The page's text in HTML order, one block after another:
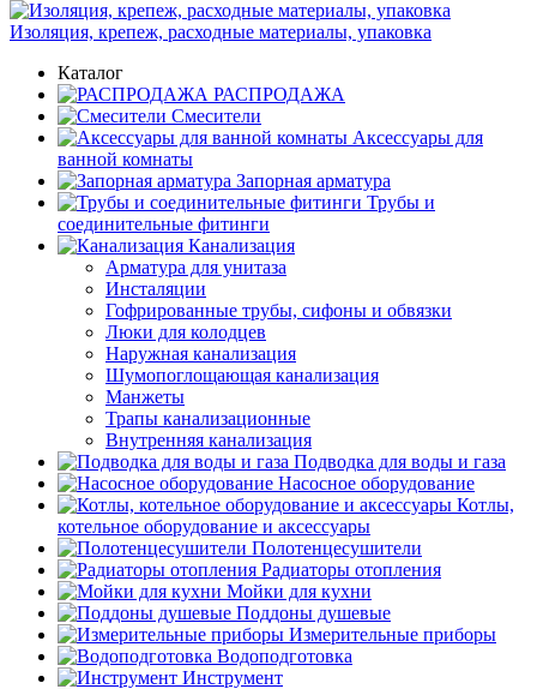
Изоляция, крепеж, расходные материалы, упаковка
Каталог
РАСПРОДАЖА
Смесители
Аксессуары для
ванной комнаты
Запорная арматура
Трубы и
соединительные фитинги
Канализация
Арматура для унитаза
Инсталяции
Гофрированные трубы, сифоны и обвязки
Люки для колодцев
Наружная канализация
Шумопоглощающая канализация
Манжеты
Трапы канализационные
Внутренняя канализация
Подводка для воды и газа
Насосное оборудование
Котлы,
котельное оборудование и аксессуары
Полотенцесушители
Радиаторы отопления
Мойки для кухни
Поддоны душевые
Измерительные приборы
Водоподготовка
Инструмент